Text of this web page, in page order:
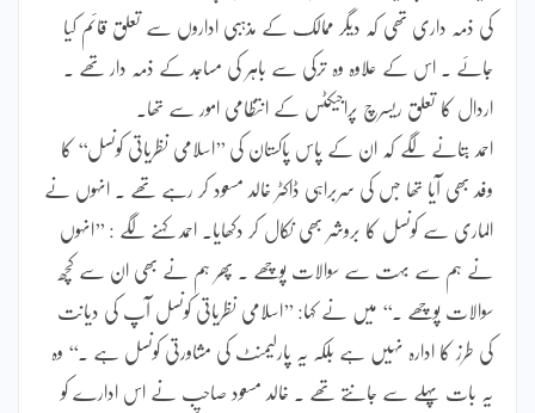
کی ذمہ داری تھی کہ دیگر ممالک کے مذہبی اداروں سے تعلق قائم کیا
جائے ۔ اس کے علاوہ وہ ترکی سے باہر کی مساجد کے ذمہ دار تھے ۔
اردال کا تعلق ریسرچ پراجیکٹس کے انتظامی امور سے تھا۔
احمد بتانے لگے کہ ان کے پاس پاکستان کی ’’اسلامی نظریاتی کونسل‘‘ کا
وفد بھی آیا تھا جس کی سربراہی ڈاکٹر خالد مسعود کر رہے تھے ۔ انہوں نے
الماری سے کونسل کا بروشر بھی نکال کر دکھایا۔ احمد کہنے لگے : ’’انہوں
نے ہم سے بہت سے سوالات پوچھے ۔ پھر ہم نے بھی ان سے کچھ
سوالات پوچھے ۔‘‘ میں نے کہا: ’’اسلامی نظریاتی کونسل آپ کی دیانت
کی طرز کا ادارہ نہیں ہے بلکہ یہ پارلیمنٹ کی مشاورتی کونسل ہے ۔‘‘ وہ
یہ بات پہلے سے جانتے تھے ۔ خالد مسعود صاحب نے اس ادارے کو